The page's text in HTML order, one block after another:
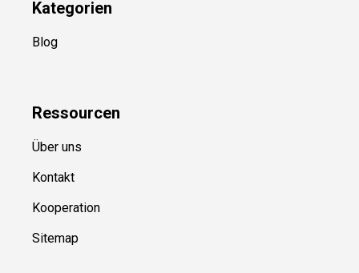
Kategorien
Blog
Ressourcen
Über uns
Kontakt
Kooperation
Sitemap